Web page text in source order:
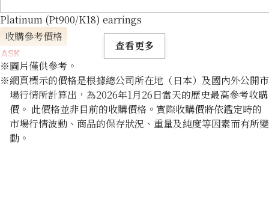
Platinum (Pt900/K18) earrings
收購參考價格
ASK
查看更多
※圖片僅供參考。
※網頁標示的價格是根據總公司所在地（日本）及國內外公開市
場行情所計算出，為2026年1月26日當天的歷史最高參考收購
價。 此價格並非目前的收購價格。實際收購價將依鑑定時的
市場行情波動、商品的保存狀況、重量及純度等因素而有所變
動。